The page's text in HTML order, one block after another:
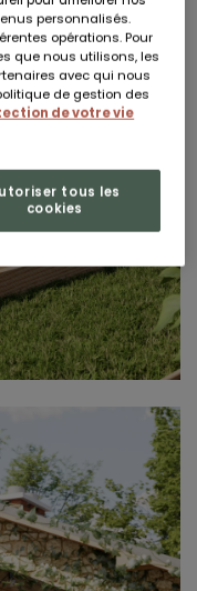
personnalisés.
opérations. Pour
que nous utilisons, les
avec qui nous
de gestion des
de votre vie
tous les
cookies